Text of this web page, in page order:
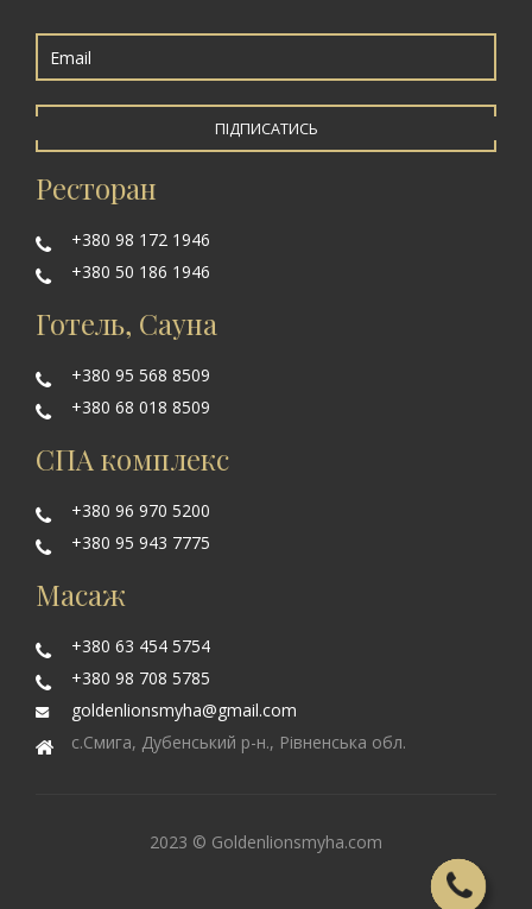
ПІДПИСАТИСЬ
Ресторан
+380 98 172 1946
+380 50 186 1946
Готель, Сауна
+380 95 568 8509
+380 68 018 8509
СПА комплекс
+380 96 970 5200
+380 95 943 7775
Масаж
+380 63 454 5754
+380 98 708 5785
goldenlionsmyha@gmail.com
с.Смига, Дубенський р-н., Рівненська обл.
2023 © Goldenlionsmyha.com